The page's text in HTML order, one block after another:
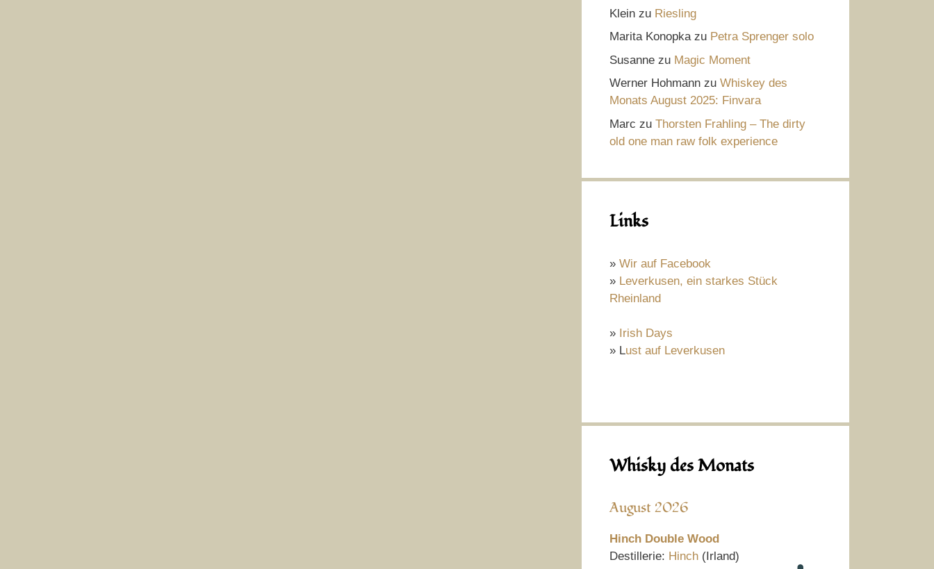
Klein zu Riesling
Marita Konopkazu Petra Sprenger solo
Susanne zu Magic Moment
Werner Hohmann zu Whiskey des
Monats August 2025: Finvara
Marc zu Thorsten Frahling – The dirty
old one man raw folk experience
Links
» Wir auf Facebook
» Leverkusen, ein starkes Stück
Rheinland
» Irish Days
» Lust auf Leverkusen
Whisky des Monats
August 2026
Hinch Double Wood
Destillerie: Hinch (Irland)